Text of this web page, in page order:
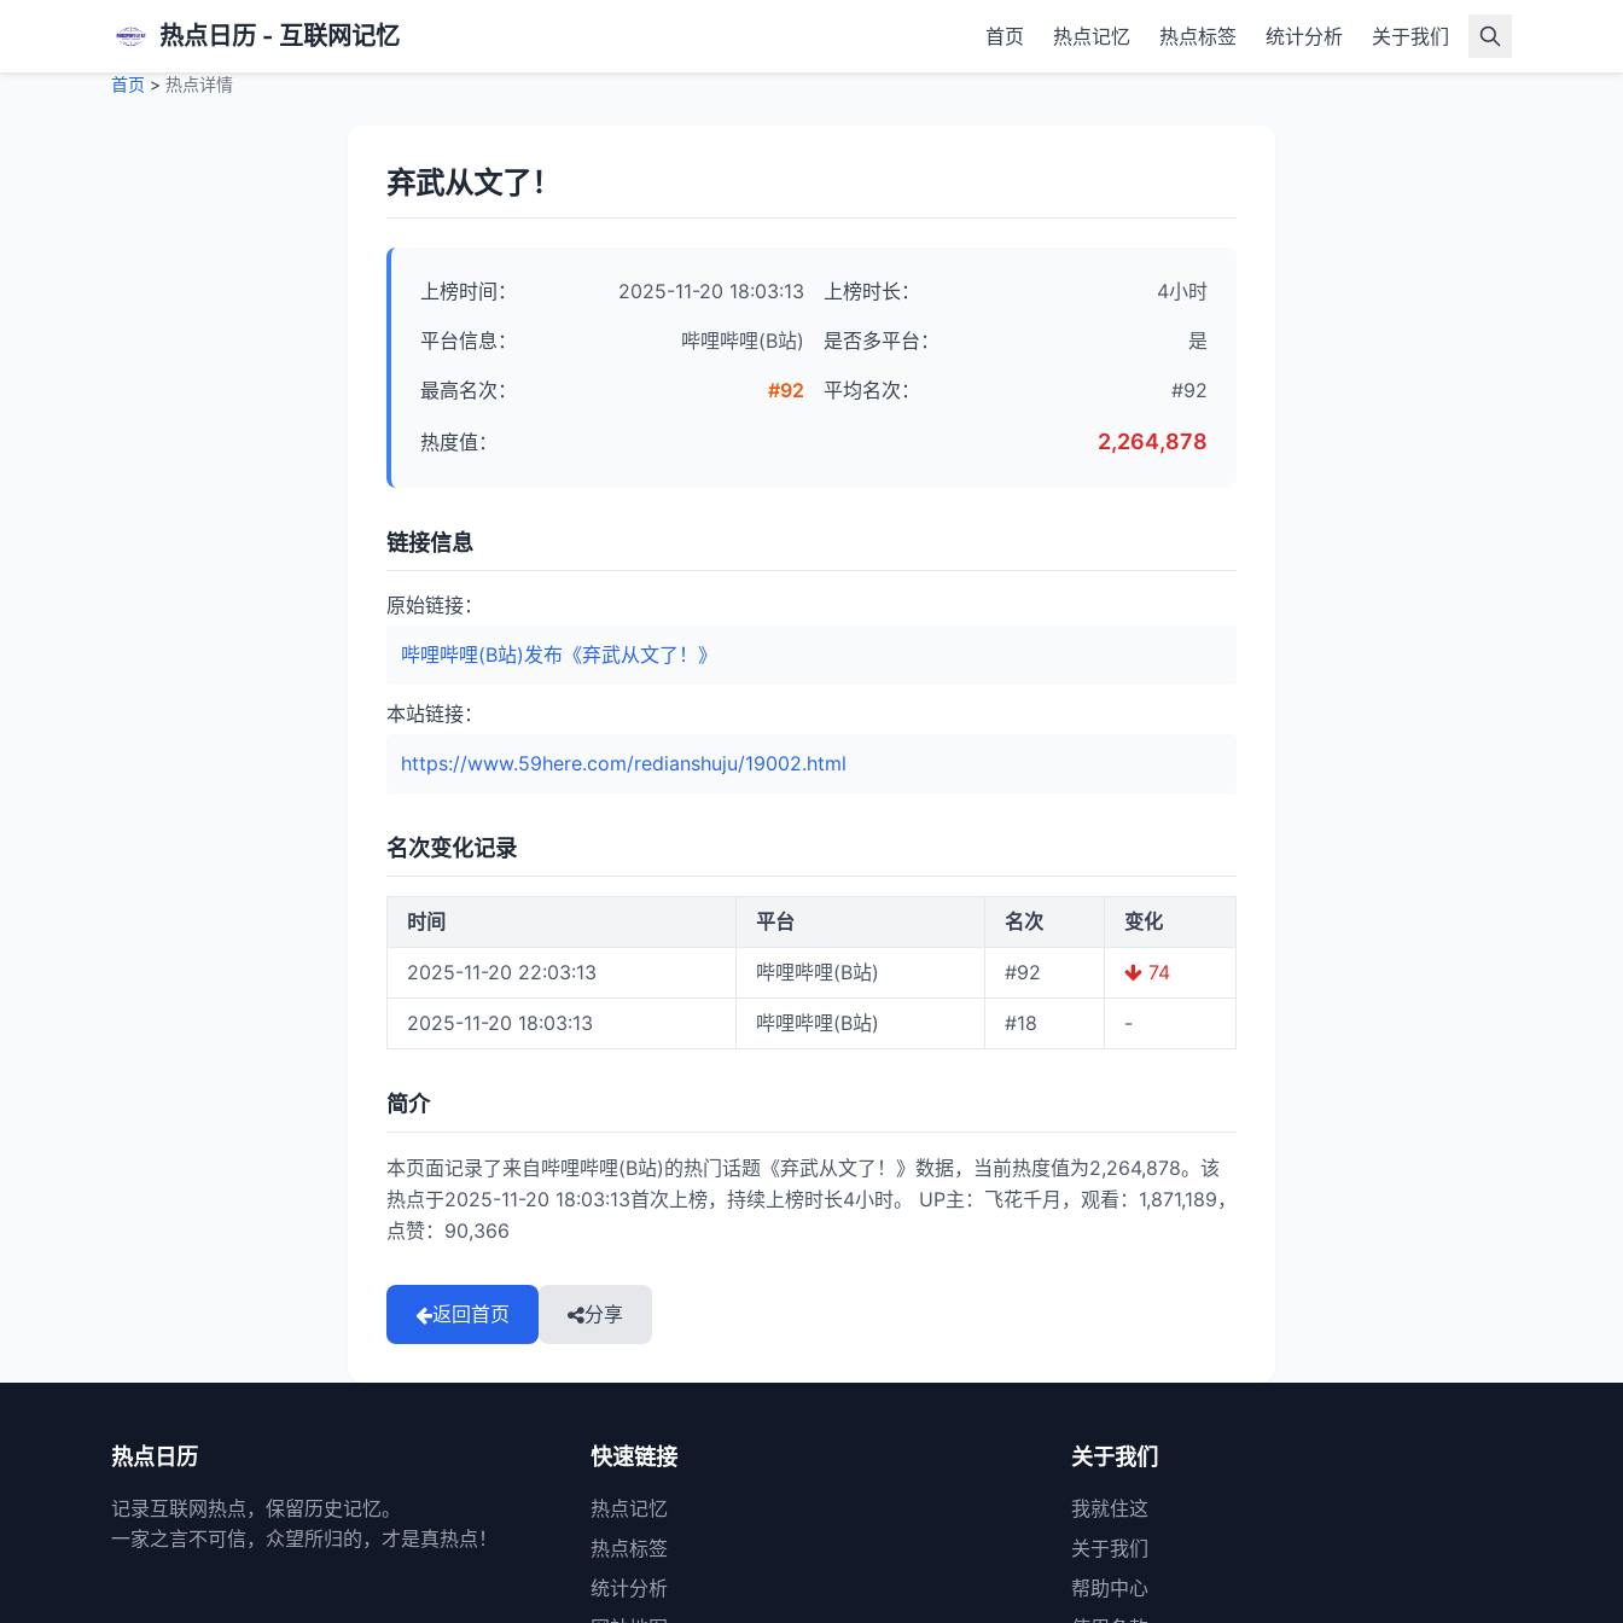
热点日历 - 互联网记忆 首页 热点记忆 热点标签 统计分析 关于我们
首页 > 热点详情
弃武从文了！
上榜时间： 2025-11-20 18:03:13 上榜时长： 4小时
平台信息： 哔哩哔哩(B站) 是否多平台： 是
最高名次： #92 平均名次： #92
热度值： 2,264,878
链接信息
原始链接：
哔哩哔哩(B站)发布《弃武从文了！》
本站链接：
https://www.59here.com/redianshuju/19002.html
名次变化记录
时间 平台 名次 变化
2025-11-20 22:03:13 哔哩哔哩(B站) #92 74
2025-11-20 18:03:13 哔哩哔哩(B站) #18 -
简介
本页面记录了来自哔哩哔哩(B站)的热门话题《弃武从文了！》数据，当前热度值为2,264,878。该
热点于2025-11-20 18:03:13首次上榜，持续上榜时长4小时。 UP主：飞花千月，观看：1,871,189，
点赞：90,366
返回首页 分享
热点日历
记录互联网热点，保留历史记忆。
一家之言不可信，众望所归的，才是真热点！
快速链接
热点记忆
热点标签
统计分析
关于我们
我就住这
关于我们
帮助中心